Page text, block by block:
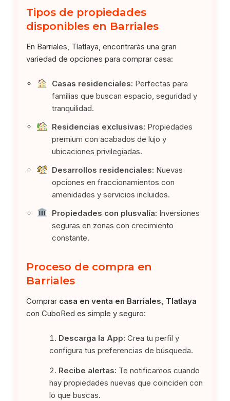
Tipos de propiedades
disponibles en Barriales
En Barriales, Tlatlaya, encontrarás una gran
variedad de opciones para comprar casa:
Casas residenciales: Perfectas para
familias que buscan espacio, seguridad y
tranquilidad.
Residencias exclusivas: Propiedades
premium con acabados de lujo y
ubicaciones privilegiadas.
Desarrollos residenciales: Nuevas
opciones en fraccionamientos con
amenidades y servicios incluidos.
Propiedades con plusvalía: Inversiones
seguras en zonas con crecimiento
constante.
Proceso de compra en
Barriales
Comprar casa en venta en Barriales, Tlatlaya
con CuboRed es simple y seguro:
Descarga la App: Crea tu perfil y
configura tus preferencias de búsqueda.
Recibe alertas: Te notificamos cuando
hay propiedades nuevas que coinciden con
lo que buscas.